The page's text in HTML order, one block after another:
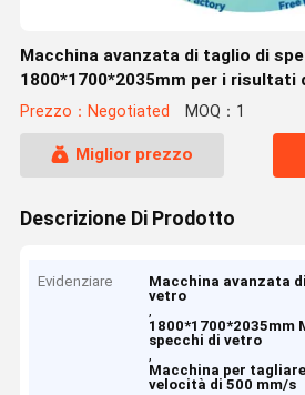
Macchina avanzata di taglio di
1800*1700*2035mm per i
Velocità 0-500mm/s
Prezzo：Negotiated MOQ：1
Miglior prezzo
Descrizione Di Prodotto
Evidenziare
Macchina avanzata
vetro
,
1800*1700*2035mm
specchi di vetro
,
Macchina per
velocità di 500 mm/s